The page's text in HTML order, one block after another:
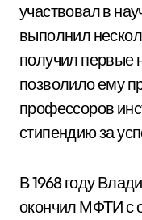
участвовал в
выполнил
получил первые
позволило ему
профессоров
стипендию за
В 1968 году
окончил МФТИ с